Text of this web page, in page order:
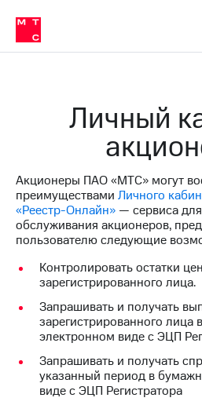
Медиа-центр
и акционерам
Устойчивое развитие
Комплаенс и деловая этика
компании
Карьера
в МТС
История
Руководство
региона
Правовая
Контакты
Медиа-центр
Пресс-
релизы
МТС
о технологиях
в МТС
релизы
МТС
о технологиях
Личный
Акционеры ПАО «МТС» могут
преимуществами Личного
«Реестр-Онлайн» — сервиса
обслуживания акционеров,
пользователю следующие
Контролировать остатки
зарегистрированного лица.
Запрашивать и получать
зарегистрированного
электронном виде с ЭЦП
Запрашивать и получать
указанный период в
виде с ЭЦП Регистратора